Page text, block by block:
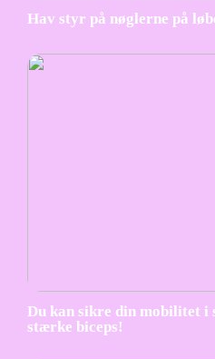
Hav styr på nøglerne på
Du kan sikre din mobilitet i
stærke biceps!